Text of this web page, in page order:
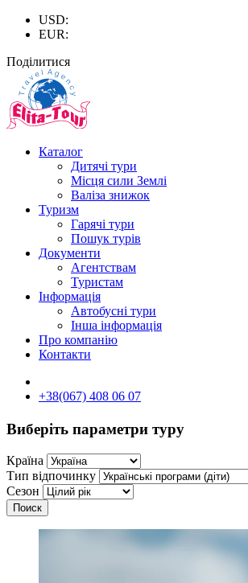
USD:
EUR:
Поділитися
Каталог
Дитячі тури
Місця сили Землі
Валіза знижок
Туризм
Гарячі тури
Пошук турів
Документи
Агентствам
Туристам
Інформація
Автобусні тури
Інша інформація
Про компанію
Контакти
+38(067) 408 06 07
Виберіть параметри туру
Країна
Тип відпочинку
Сезон